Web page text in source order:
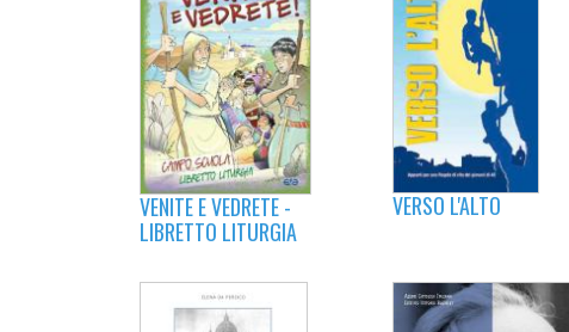
VENITE E VEDRETE -
LIBRETTO LITURGIA
VERSO L'ALTO